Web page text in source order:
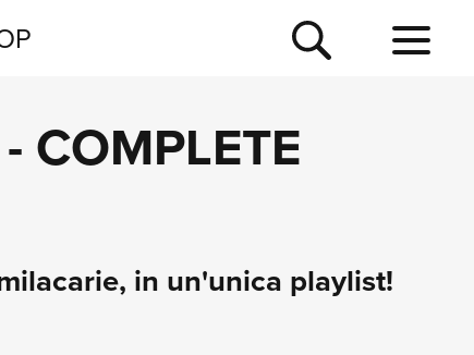
COMPLETE
in un'unica playlist!
NEWS